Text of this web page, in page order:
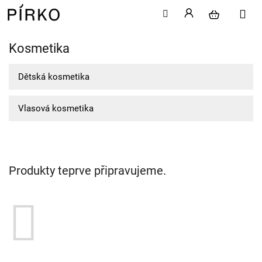
PřejítKosmetika
Dětská kosmetika
Vlasová kosmetika
Produkty teprve připravujeme.